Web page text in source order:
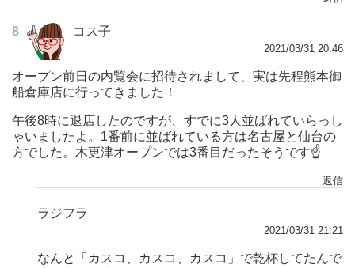
8 コス子
2021/03/31 20:46
オープン前日の内覧会に招待されまして、実は先程熊本御
船倉庫店に行ってきました！
午後8時に退店したのですが、すでに3人並ばれていらっし
ゃいましたよ。1番前に並ばれている方は名古屋と仙台の
方でした。木更津オープンでは3番目だったそうです☝️
返信
ラジフラ
2021/03/31 21:21
なんと「カスコ、カスコ、カスコ」で乾杯してたんで